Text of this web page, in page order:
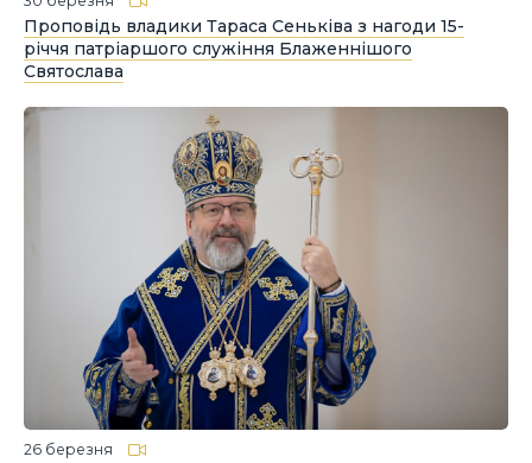
Проповідь владики Тараса Сеньківа з нагоди 15-
річчя патріаршого служіння Блаженнішого
Святослава
26 березня